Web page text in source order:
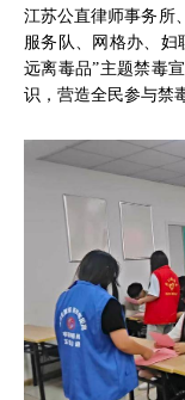
江苏公直律师事务所
服务队、网格办、妇
远离毒品”主题禁毒
识，营造全民参与禁